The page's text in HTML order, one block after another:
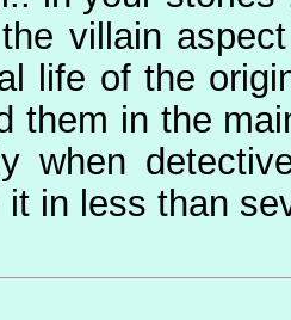
villain
life of the
them in the
when
it in less than